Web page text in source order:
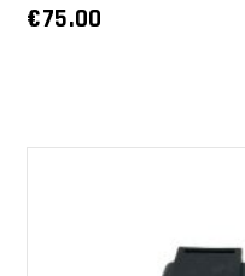
€75.00